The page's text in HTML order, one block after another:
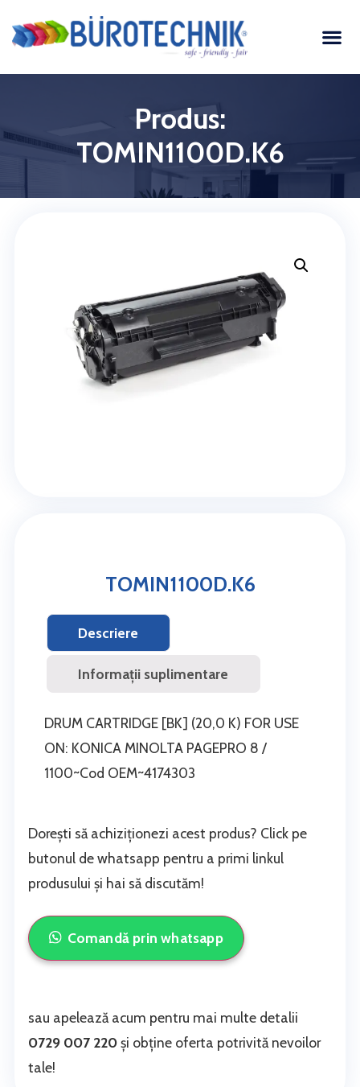
Produs:
TOMIN1100D.K6
TOMIN1100D.K6
Descriere
Informații suplimentare
DRUM CARTRIDGE [BK] (20,0 K) FOR USE
ON: KONICA MINOLTA PAGEPRO 8 /
1100~Cod OEM~4174303
Dorești să achiziționezi acest produs? Click pe
butonul de whatsapp pentru a primi linkul
produsului și hai să discutăm!
Comandă prin whatsapp
sau apelează acum pentru mai multe detalii
0729 007 220și obține oferta potrivită nevoilor
tale!